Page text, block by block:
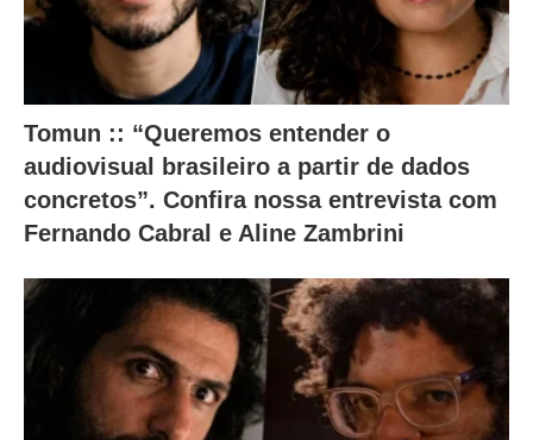
x
Tomun :: “Queremos entender o
audiovisual brasileiro a partir de dados
concretos”. Confira nossa entrevista com
Fernando Cabral e Aline Zambrini